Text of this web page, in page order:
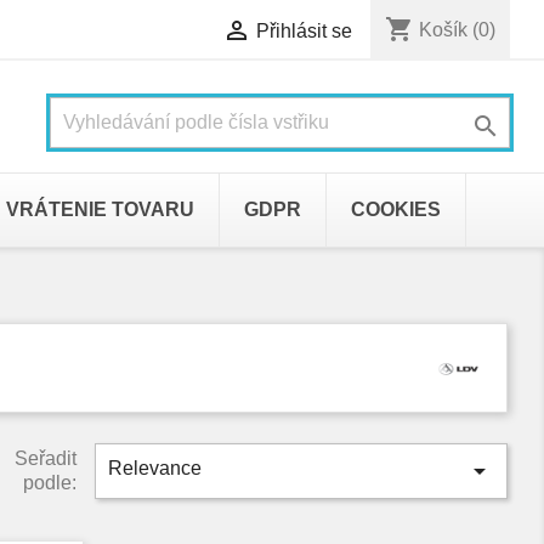
 Přihlásit se shopping_cart Košík (0)

VRÁTENIE TOVARU GDPR COOKIES
Seřadit
podle:
Relevance 